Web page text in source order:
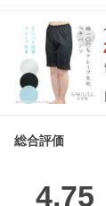
総合評価
4.75